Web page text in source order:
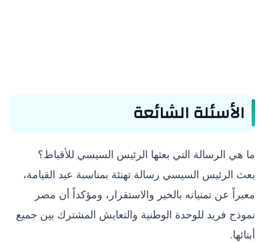
الأسئلة الشائعة
ما هي الرسالة التي بعثها الرئيس السيسي للأقباط؟
بعث الرئيس السيسي رسالة تهنئة بمناسبة عيد القيامة،
معبراً عن تمنياته بالخير والاستقرار، ومؤكداً أن مصر
نموذج فريد للوحدة الوطنية والتعايش المشترك بين جميع
أبنائها.